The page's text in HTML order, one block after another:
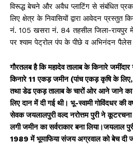
विरूद्ध बेचने और अवैध प्लाटिंग से संबंधित
लिए क्षेत्र के निवासियों द्वारा आवेदन प्रस्तुत
नं. 105 खसरा नं. 84 तहसील जिला-रायपुर
पर श्याम पेट्रोल पंप के पीछे व अभिनंदन
गौरतलब है कि महादेव तालाब के किनारे जमींदार
किनारे 11 एकड़ जमीन (पांच एकड़ कृषि के
तथा डेढ एकड़ तालाब के चारों ओर आने जाने का
लिए दान में दी गई थी। भू-स्वामी गोविंदधर की
सेवक जयलालपुरी वल्द नरोत्तम पुरी ने
लगी जमीन का सर्वराकार बना
1989 में भूमाफिया संजय अग्रवाल को बेच दी